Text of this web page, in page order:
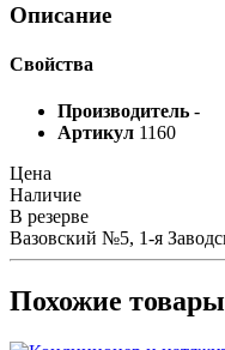
Описание
Свойства
Производитель -
Артикул 1160
Цена
Наличие
В резерве
Вазовский №5, 1-я
Похожие товары